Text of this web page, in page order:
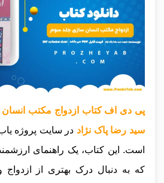
پی دی اف کتاب ازدواج مکتب
سید رضا پاک نژاد در سایت پروژه
است. این کتاب، یک راهنمای
که به دنبال درک بهتری از ازدواج